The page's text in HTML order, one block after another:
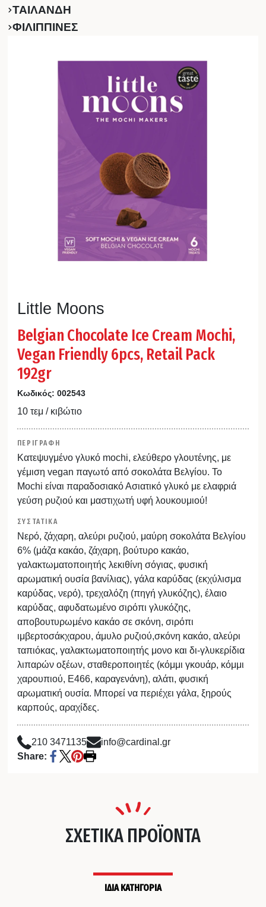
ΤΑΙΛΑΝΔΗ
ΦΙΛΙΠΠΙΝΕΣ
Little Moons
Belgian Chocolate Ice Cream Mochi,
Vegan Friendly 6pcs, Retail Pack
192gr
Κωδικός: 002543
10 τεμ / κιβώτιο
ΠΕΡΙΓΡΑΦΗ
Κατεψυγμένο γλυκό mochi, ελεύθερο γλουτένης, με
γέμιση vegan παγωτό από σοκολάτα Βελγίου. Το
Mochi είναι παραδοσιακό Ασιατικό γλυκό με ελαφριά
γεύση ρυζιού και μαστιχωτή υφή λουκουμιού!
ΣΥΣΤΑΤΙΚΑ
Νερό, ζάχαρη, αλεύρι ρυζιού, μαύρη σοκολάτα Βελγίου
6% (μάζα κακάο, ζάχαρη, βούτυρο κακάο,
γαλακτωματοποιητής λεκιθίνη σόγιας, φυσική
αρωματική ουσία βανίλιας), γάλα καρύδας (εκχύλισμα
καρύδας, νερό), τρεχαλόζη (πηγή γλυκόζης), έλαιο
καρύδας, αφυδατωμένο σιρόπι γλυκόζης,
αποβουτυρωμένο κακάο σε σκόνη, σιρόπι
ιμβερτοσάκχαρου, άμυλο ρυζιού,σκόνη κακάο, αλεύρι
ταπιόκας, γαλακτωματοποιητής μονο και δι-γλυκερίδια
λιπαρών οξέων, σταθεροποιητές (κόμμι γκουάρ, κόμμι
χαρουπιού, Ε466, καραγενάνη), αλάτι, φυσική
αρωματική ουσία. Μπορεί να περιέχει γάλα, ξηρούς
καρπούς, αραχίδες.
210 3471135
info@cardinal.gr
Share:
ΣΧΕΤΙΚΑ ΠΡΟΪΟΝΤΑ
ΙΔΙΑ ΚΑΤΗΓΟΡΙΑ